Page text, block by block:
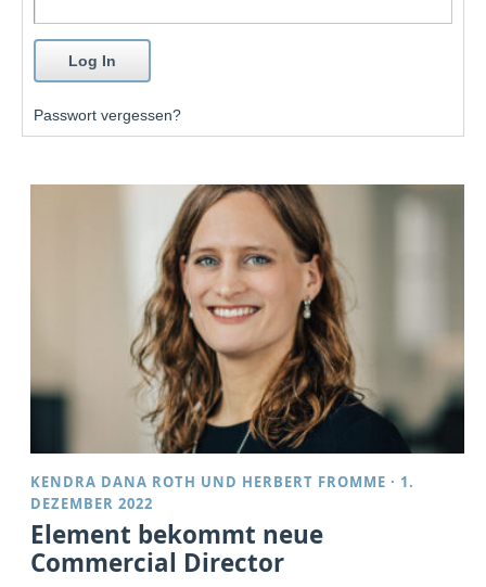
Passwort vergessen?
KENDRA DANA ROTH UND HERBERT FROMME · 1.
DEZEMBER 2022
Element bekommt neue
Commercial Director